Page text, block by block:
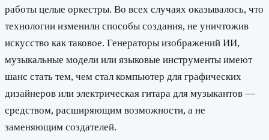
работы целые оркестры. Во всех случаях оказывалось, что
технологии изменили способы создания, не уничтожив
искусство как таковое. Генераторы изображений ИИ,
музыкальные модели или языковые инструменты имеют
шанс стать тем, чем стал компьютер для графических
дизайнеров или электрическая гитара для музыкантов —
средством, расширяющим возможности, а не
заменяющим создателей.